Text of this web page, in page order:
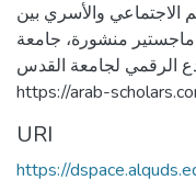
والأسري بين
منشورة، جامعة
الرقمي لجامعة القدس.
https://arab-
URI
https://